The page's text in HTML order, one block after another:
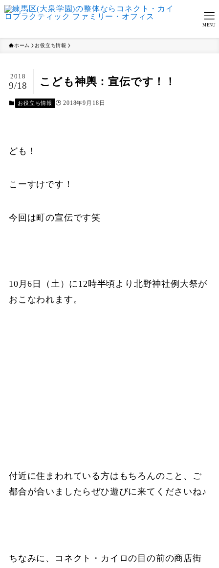
MENU
ホーム お役立ち情報
こども神輿：宣伝です！！
2018
9/18
お役立ち情報 2018年9月18日
ども！
こーすけです！
今回は町の宣伝です笑
10月6日（土）に12時半頃より北野神社例大祭が
おこなわれます。
付近に住まわれている方はもちろんのこと、ご
都合が合いましたらぜひ遊びに来てくださいね♪
ちなみに、コネクト・カイロの目の前の商店街